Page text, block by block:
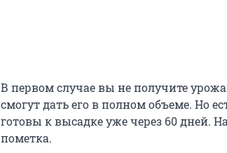
В первом случае вы не получите
смогут дать его в полном объеме. Но
готовы к высадке уже через 60 дней.
пометка.